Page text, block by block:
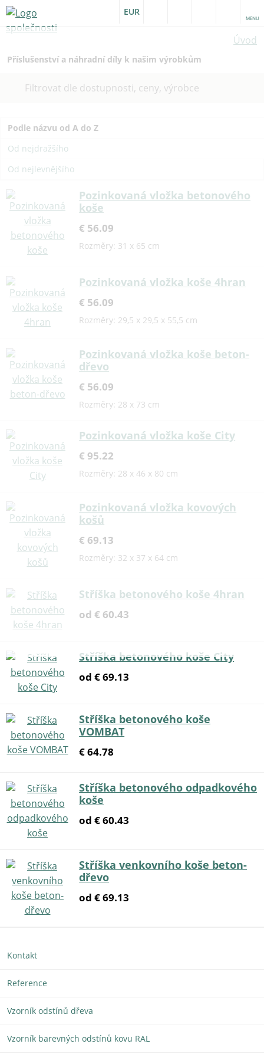
EUR
MENU
Úvod
Příslušenství a náhradní díly k našim výrobkům
Filtrovat dle dostupnosti, ceny, výrobce
Podle názvu od A do Z
Od nejdražšího
Od nejlevnějšího
Pozinkovaná vložka betonového
koše
€ 56.09
Rozměry: 31 x 65 cm
Pozinkovaná vložka koše 4hran
€ 56.09
Rozměry: 29,5 x 29,5 x 55,5 cm
Pozinkovaná vložka koše beton-
dřevo
€ 56.09
Rozměry: 28 x 73 cm
Pozinkovaná vložka koše City
€ 95.22
Rozměry: 28 x 46 x 80 cm
Pozinkovaná vložka kovových
košů
€ 69.13
Rozměry: 32 x 37 x 64 cm
Stříška betonového koše 4hran
od € 60.43
Stříška betonového koše City
od € 69.13
Stříška betonového koše
VOMBAT
€ 64.78
Stříška betonového odpadkového
koše
od € 60.43
Stříška venkovního koše beton-
dřevo
od € 69.13
Kontakt
Reference
Vzorník odstínů dřeva
Vzorník barevných odstínů kovu RAL